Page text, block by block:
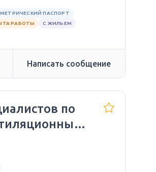
ПАСПОРТ
РАБОТЫ
С ЖИЛЬЕМ
Написать сообщение
по